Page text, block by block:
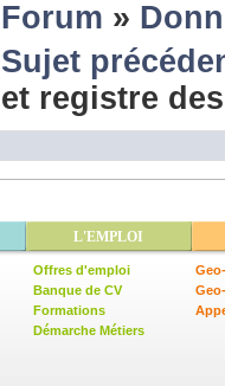
Forum »
Sujet
et registre
L'EMPLOI
Offres d'emploi
Banque de CV
Formations
Démarche Métiers